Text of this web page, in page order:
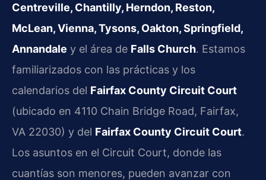
Centreville, Chantilly, Herndon, Reston,
McLean, Vienna, Tysons, Oakton, Springfield,
Annandale y el área de Falls Church. Estamos
familiarizados con las prácticas y los
calendarios del Fairfax County Circuit Court
(ubicado en 4110 Chain Bridge Road, Fairfax,
VA 22030) y del Fairfax County Circuit Court.
Los asuntos en el Circuit Court, donde las
cuantías son menores, pueden avanzar con